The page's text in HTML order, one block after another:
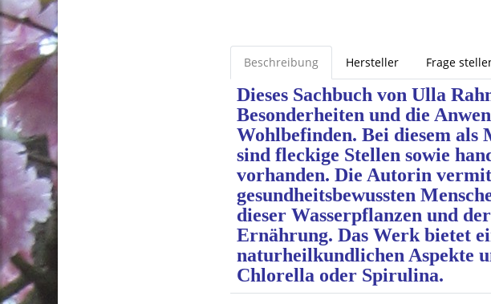
Beschreibung Hersteller Frage
Dieses Sachbuch von Ulla
Besonderheiten und die
Wohlbefinden. Bei diesem als
sind fleckige Stellen sowie
vorhanden. Die Autorin
gesundheitsbewussten
dieser Wasserpflanzen und
Ernährung. Das Werk bietet
naturheilkundlichen Aspekte
Chlorella oder Spirulina.